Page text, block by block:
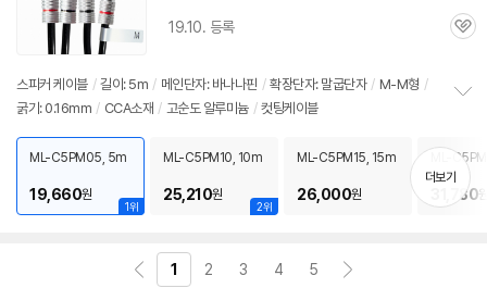
19.10. 등록
관
스피커 케이블 / 길이: 5m / 메인단자: 바나나핀 / 확장단자: 말굽단자 / M-M형 /
굵기: 0.16mm / CCA소재 / 고순도 알루미늄 / 컷팅케이블
펼
치
기
1위
ML-C5PM05, 5m
19,660원
2위
ML-C5PM10, 10m
25,210원
ML-C5PM15, 15m
26,000원
ML-
m
31,780
더보기
1 2 3 4 5